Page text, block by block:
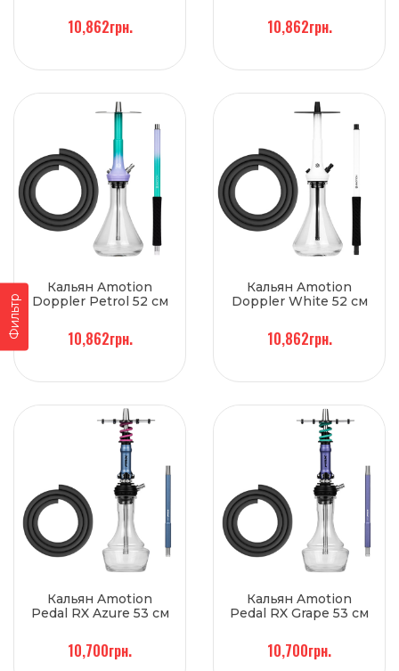
Фильтр
10,862грн. 10,862грн.
Кальян Amotion
Doppler Petrol 52 см
10,862грн.
Кальян Amotion
Doppler White 52 см
10,862грн.
Кальян Amotion
Pedal RX Azure 53 см
10,700грн.
Кальян Amotion
Pedal RX Grape 53 см
10,700грн.